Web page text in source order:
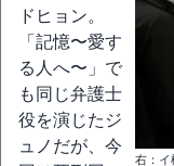
右：イ
ドヒョン。
「記憶〜愛す
る人へ〜」で
も同じ弁護士
役を演じたジ
ュノだが、今